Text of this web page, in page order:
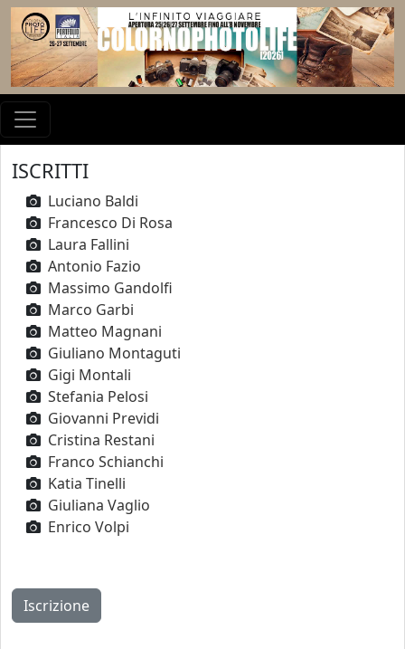
ISCRITTI
Luciano Baldi
Francesco Di Rosa
Laura Fallini
Antonio Fazio
Massimo Gandolfi
Marco Garbi
Matteo Magnani
Giuliano Montaguti
Gigi Montali
Stefania Pelosi
Giovanni Previdi
Cristina Restani
Franco Schianchi
Katia Tinelli
Giuliana Vaglio
Enrico Volpi